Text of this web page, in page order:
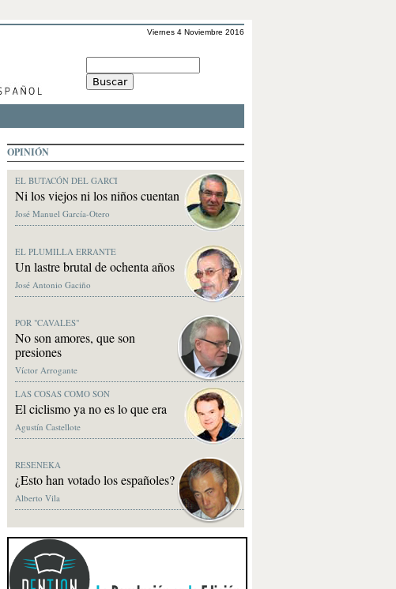
Viernes 4 Noviembre 2016
OPINIÓN
EL BUTACÓN DEL GARCI
Ni los viejos ni los niños cuentan
José Manuel García-Otero
EL PLUMILLA ERRANTE
Un lastre brutal de ochenta años
José Antonio Gaciño
POR "CAVALES"
No son amores, que son
presiones
Víctor Arrogante
LAS COSAS COMO SON
El ciclismo ya no es lo que era
Agustín Castellote
RESENEKA
¿Esto han votado los españoles?
Alberto Vila